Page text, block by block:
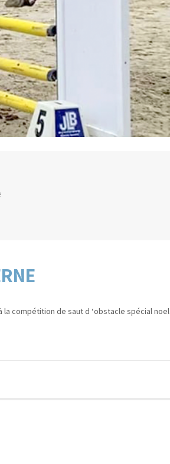
compétition de saut d ‘obstacle spécial noel